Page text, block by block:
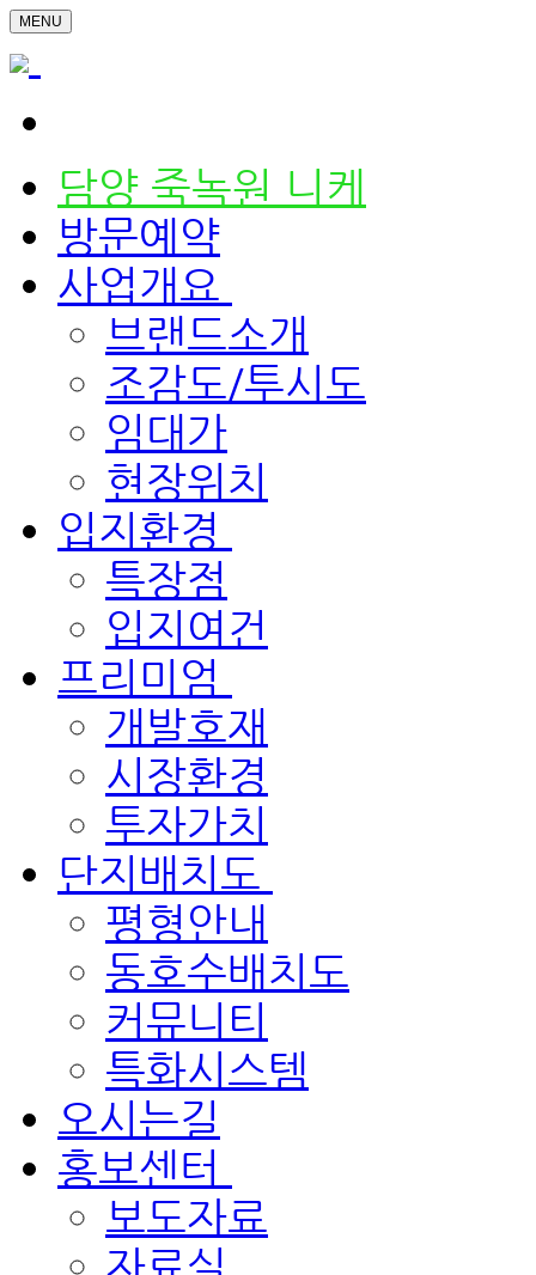
MENU
담양 죽녹원 니케
방문예약
사업개요
브랜드소개
조감도/투시도
임대가
현장위치
입지환경
특장점
입지여건
프리미엄
개발호재
시장환경
투자가치
단지배치도
평형안내
동호수배치도
커뮤니티
특화시스템
오시는길
홍보센터
보도자료